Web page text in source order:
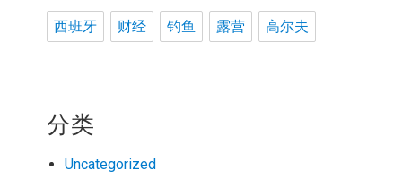
西班牙 财经 钓鱼 露营 高尔夫
分类
Uncategorized